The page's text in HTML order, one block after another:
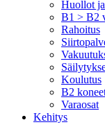
Huollot
B1 > B2
Rahoitus
Koulutus
B2
Varaosat
Kehitys